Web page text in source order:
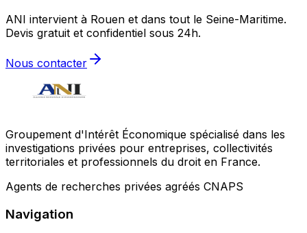
ANI intervient à Rouen et dans tout le Seine-Maritime.
Devis gratuit et confidentiel sous 24h.
Nous contacter
Groupement d'Intérêt Économique spécialisé dans les
investigations privées pour entreprises, collectivités
territoriales et professionnels du droit en France.
Agents de recherches privées agréés CNAPS
Navigation